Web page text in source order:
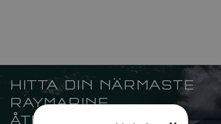
HITTA DIN NÄRMASTE
RAYMARINE
ÅTERFÖRSÄLJARE